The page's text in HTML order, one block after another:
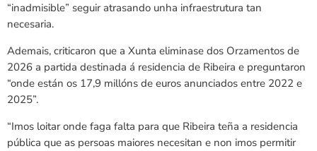
“inadmisible” seguir atrasando unha infraestrutura tan
necesaria.
Ademais, criticaron que a Xunta eliminase dos Orzamentos de
2026 a partida destinada á residencia de Ribeira e preguntaron
“onde están os 17,9 millóns de euros anunciados entre 2022 e
2025”.
“Imos loitar onde faga falta para que Ribeira teña a residencia
pública que as persoas maiores necesitan e non imos permitir